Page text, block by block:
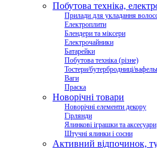
Побутова техніка,
Прилади для укладання
Електроплити
Блендери та міксери
Електрочайники
Батарейки
Побутова техніка (різне)
Тостери/бутербродниці/
Ваги
Праска
Новорічні товари
Новорічні елементи декору
Гірлянди
Ялинкові іграшки та аксесуари
Штучні ялинки і сосни
Активний відпочинок,